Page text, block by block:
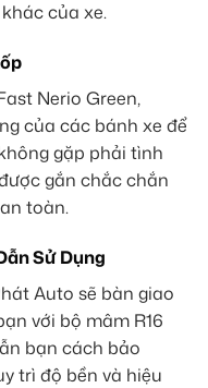
của xe.
Nerio Green,
của các bánh xe để
gặp phải tình
gắn chắc chắn
toàn.
Sử Dụng
Auto sẽ bàn giao
với bộ mâm R16
bạn cách bảo
trì độ bền và hiệu